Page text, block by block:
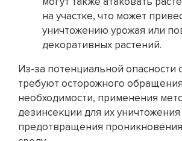
на участке, что может
уничтожению урожая или
декоративных растений.
Из-за потенциальной опасности
требуют осторожного
необходимости, применения
дезинсекции для их
предотвращения